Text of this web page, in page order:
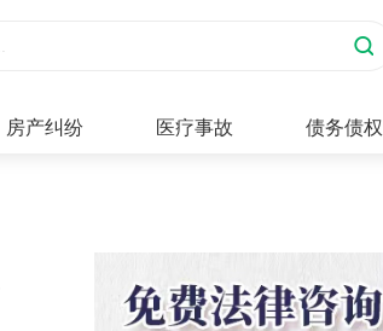
房产纠纷 医疗事故 债务债权